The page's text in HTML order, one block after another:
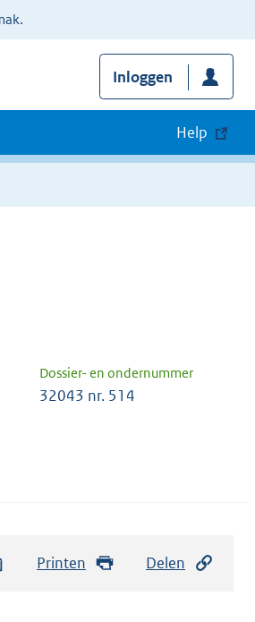
Inloggen
Help
Dossier- en ondernummer
32043 nr. 514
Printen Delen